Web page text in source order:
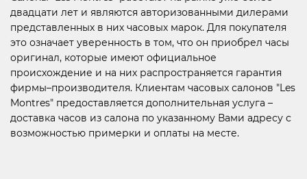
двадцати лет и являются авторизованными дилерами
представленных в них часовых марок. Для покупателя
это означает уверенность в том, что он приобрел часы
оригинал, которые имеют официальное
происхождение и на них распространяется гарантия
фирмы–производителя. Клиентам часовых салонов "Les
Montres" предоставляется дополнительная услуга –
доставка часов из салона по указанному Вами адресу с
возможностью примерки и оплаты на месте.